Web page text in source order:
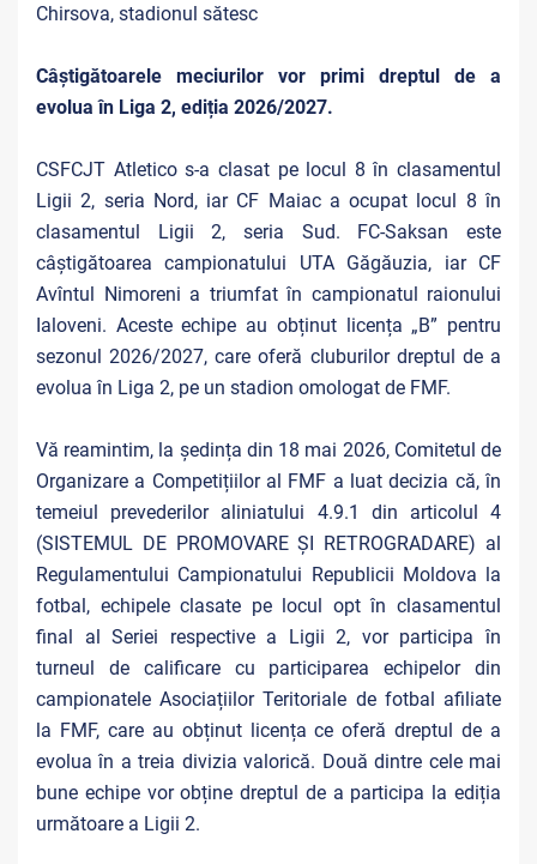
Chirsova, stadionul sătesc
Câștigătoarele meciurilor vor primi dreptul de a
evolua în Liga 2, ediția 2026/2027.
CSFCJT Atletico s-a clasat pe locul 8 în clasamentul
Ligii 2, seria Nord, iar CF Maiac a ocupat locul 8 în
clasamentul Ligii 2, seria Sud. FC-Saksan este
câștigătoarea campionatului UTA Găgăuzia, iar CF
Avîntul Nimoreni a triumfat în campionatul raionului
Ialoveni. Aceste echipe au obținut licența „B” pentru
sezonul 2026/2027, care oferă cluburilor dreptul de a
evolua în Liga 2, pe un stadion omologat de FMF.
Vă reamintim, la ședința din 18 mai 2026, Comitetul de
Organizare a Competițiilor al FMF a luat decizia că, în
temeiul prevederilor aliniatului 4.9.1 din articolul 4
(SISTEMUL DE PROMOVARE ȘI RETROGRADARE) al
Regulamentului Campionatului Republicii Moldova la
fotbal, echipele clasate pe locul opt în clasamentul
final al Seriei respective a Ligii 2, vor participa în
turneul de calificare cu participarea echipelor din
campionatele Asociațiilor Teritoriale de fotbal afiliate
la FMF, care au obținut licența ce oferă dreptul de a
evolua în a treia divizia valorică. Două dintre cele mai
bune echipe vor obține dreptul de a participa la ediția
următoare a Ligii 2.